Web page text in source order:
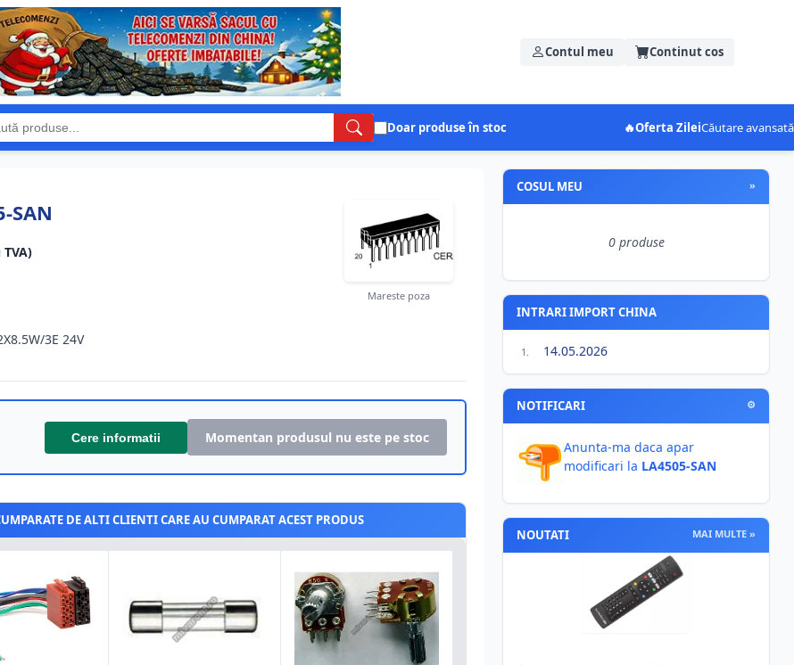
Contul meu Continut cos
Doar produse în stoc 🔥Oferta ZileiCăutare avansată
SAN
Mareste poza
3E 24V
Cere informatii Momentan produsul nu este pe stoc
DE ALTI CLIENTI CARE AU CUMPARAT ACEST PRODUS
COSUL MEU »
0 produse
INTRARI IMPORT CHINA
1. 14.05.2026
NOTIFICARI ⚙
Anunta-ma daca apar
modificari la LA4505-SAN
NOUTATI MAI MULTE »